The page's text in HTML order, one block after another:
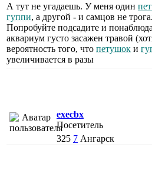
А тут не угадаешь. У меня один
гуппи, а другой - и самцов не
Попробуйте подсадите и
аквариум густо засажен травой
вероятность того, что петушок и
увеличивается в разы
execbx
Посетитель
325 7 Ангарск